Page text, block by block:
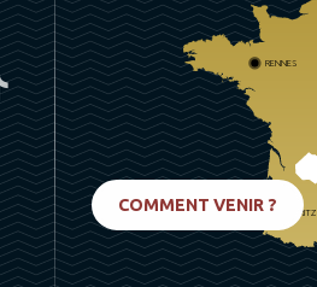
RENNES
BIARRITZ
COMMENT VENIR ?